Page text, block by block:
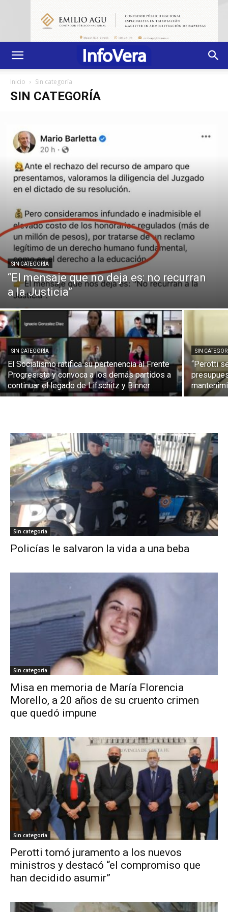
Inicio Sin categoría
SIN CATEGORÍA
SIN CATEGORÍA
“El mensaje que no deja es: no recurran
a la Justicia”
SIN CATEGORÍA
El Socialismo ratifica su pertenencia al Frente
Progresista y convoca a los demás partidos a
continuar el legado de Lifschitz y Binner
SIN
“Perotti
Sin categoría
Policías le salvaron la vida a una beba
Sin categoría
Misa en memoria de María Florencia
Morello, a 20 años de su cruento crimen
que quedó impune
Sin categoría
Perotti tomó juramento a los nuevos
ministros y destacó “el compromiso que
han decidido asumir”